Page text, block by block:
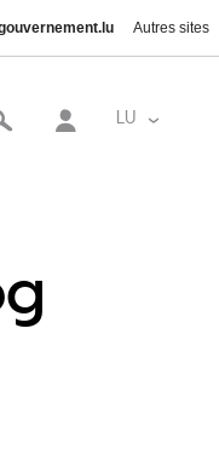
Autres sites
LU List